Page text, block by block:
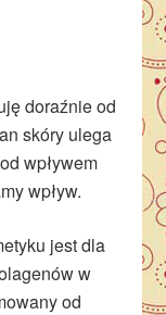
doraźnie od
skóry ulega
wpływem
wpływ.
jest dla
w
od